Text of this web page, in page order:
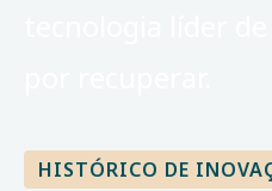
HISTÓRICO DE